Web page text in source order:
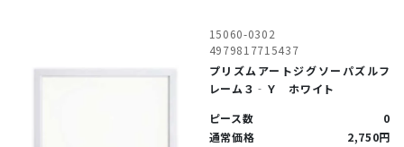
15060-0302
4979817715437
プリズムアートジグソーパズルフ
レーム３‐Ｙ ホワイト
ピース数
0
通常価格
2,750円